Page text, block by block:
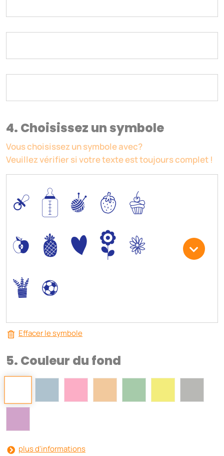
4. Choisissez un symbole
Vous choisissez un symbole avec?
Veuillez vérifier si votre texte est toujours complet !
0 / I 5 6
* - + ) 3
. ,
Effacer le symbole
5. Couleur du fond
plus d'informations